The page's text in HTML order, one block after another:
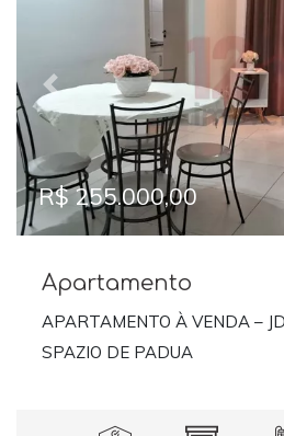
Previous
R$ 255.000,00
Apartamento
APARTAMENTO À VENDA –
SPAZIO DE PADUA